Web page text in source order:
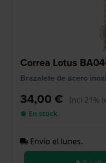
Correa Lotus
Brazalete de acero
34,00 € Incl 21%
● En stock
Envío el lunes.